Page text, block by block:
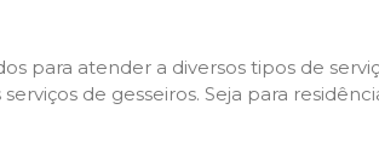
para atender a diversos tipos de
de gesseiros. Seja para